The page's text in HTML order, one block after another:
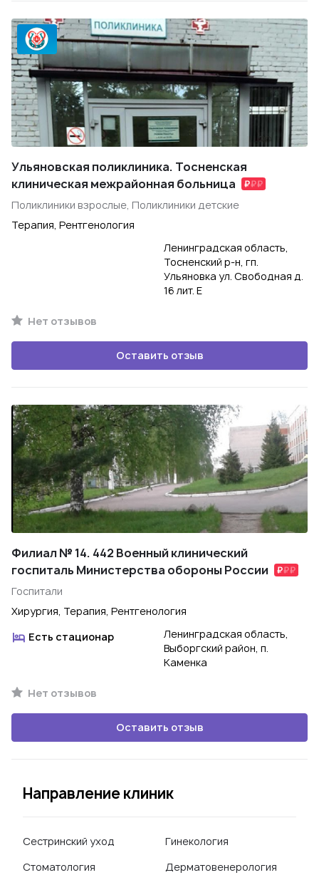
Ульяновская поликлиника. Тосненская
клиническая межрайонная больница
Поликлиники взрослые, Поликлиники детские
Терапия, Рентгенология
Ленинградская область,
Тосненский р-н, гп.
Ульяновка ул. Свободная д.
16 лит. Е
Нет отзывов
Оставить отзыв
Филиал № 14. 442 Военный клинический
госпиталь Министерства обороны России
Госпитали
Хирургия, Терапия, Рентгенология
Есть стационар
Ленинградская область,
Выборгский район, п.
Каменка
Нет отзывов
Оставить отзыв
Направление клиник
Сестринский уход
Стоматология
Гинекология
Дерматовенерология